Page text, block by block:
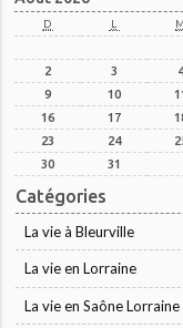
D L M
2
3 4
9
10
16
17
23
24
30
31
Catégories
La vie à Bleurville
La vie en Lorraine
La vie en Saône Lorraine